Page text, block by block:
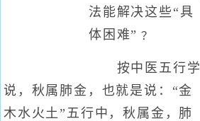
法能解决这些“具
体困难”﹖
按中医五行学
说，秋属肺金，也就是说：“金
木水火土”五行中，秋属金，肺